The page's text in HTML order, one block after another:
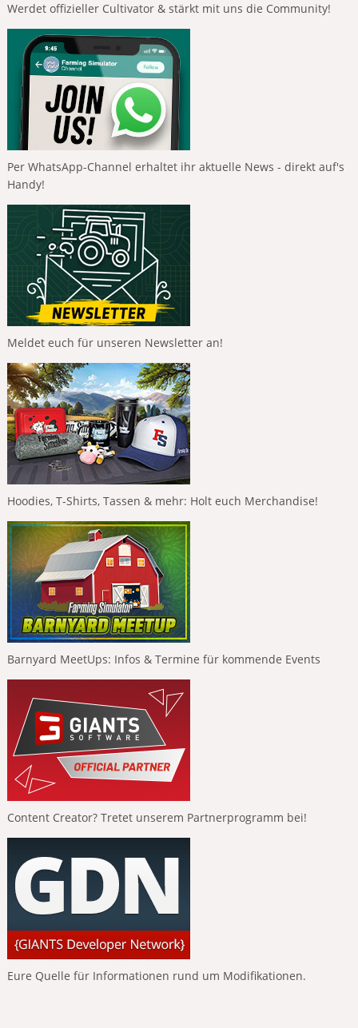
Werdet offizieller Cultivator & stärkt mit uns die Community!
Per WhatsApp-Channel erhaltet ihr aktuelle News - direkt auf's
Handy!
Meldet euch für unseren Newsletter an!
Hoodies, T-Shirts, Tassen & mehr: Holt euch Merchandise!
Barnyard MeetUps: Infos & Termine für kommende Events
Content Creator? Tretet unserem Partnerprogramm bei!
Eure Quelle für Informationen rund um Modifikationen.